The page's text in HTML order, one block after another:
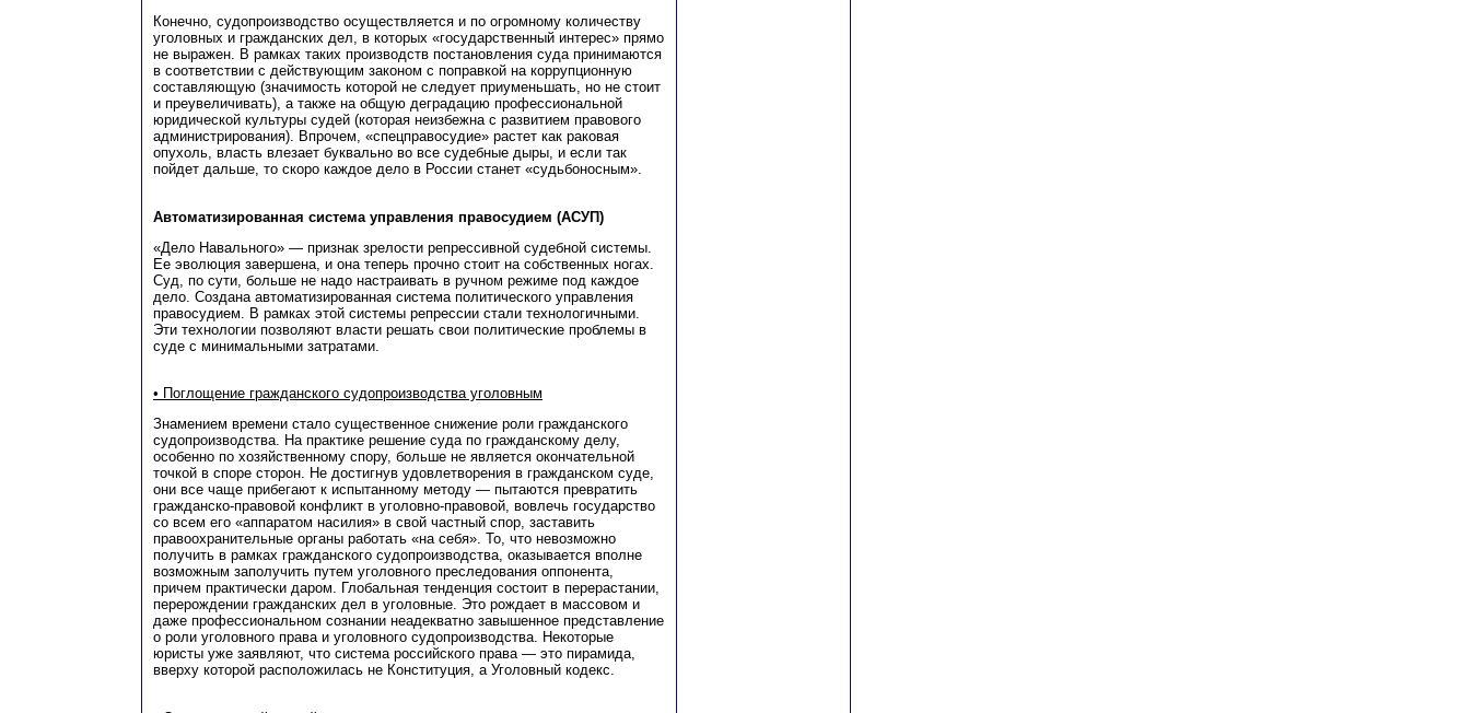
Конечно, судопроизводство осуществляется и по огромному количеству
уголовных и гражданских дел, в которых «государственный интерес» прямо
не выражен. В рамках таких производств постановления суда принимаются
в соответствии с действующим законом с поправкой на коррупционную
составляющую (значимость которой не следует приуменьшать, но не стоит
и преувеличивать), а также на общую деградацию профессиональной
юридической культуры судей (которая неизбежна с развитием правового
администрирования). Впрочем, «спецправосудие» растет как раковая
опухоль, власть влезает буквально во все судебные дыры, и если так
пойдет дальше, то скоро каждое дело в России станет «судьбоносным».
Автоматизированная система управления правосудием (АСУП)
«Дело Навального» — признак зрелости репрессивной судебной системы.
Ее эволюция завершена, и она теперь прочно стоит на собственных ногах.
Суд, по сути, больше не надо настраивать в ручном режиме под каждое
дело. Создана автоматизированная система политического управления
правосудием. В рамках этой системы репрессии стали технологичными.
Эти технологии позволяют власти решать свои политические проблемы в
суде с минимальными затратами.
• Поглощение гражданского судопроизводства уголовным
Знамением времени стало существенное снижение роли гражданского
судопроизводства. На практике решение суда по гражданскому делу,
особенно по хозяйственному спору, больше не является окончательной
точкой в споре сторон. Не достигнув удовлетворения в гражданском суде,
они все чаще прибегают к испытанному методу — пытаются превратить
гражданско-правовой конфликт в уголовно-правовой, вовлечь государство
со всем его «аппаратом насилия» в свой частный спор, заставить
правоохранительные органы работать «на себя». То, что невозможно
получить в рамках гражданского судопроизводства, оказывается вполне
возможным заполучить путем уголовного преследования оппонента,
причем практически даром. Глобальная тенденция состоит в перерастании,
перерождении гражданских дел в уголовные. Это рождает в массовом и
даже профессиональном сознании неадекватно завышенное представление
о роли уголовного права и уголовного судопроизводства. Некоторые
юристы уже заявляют, что система российского права — это пирамида,
вверху которой расположилась не Конституция, а Уголовный кодекс.